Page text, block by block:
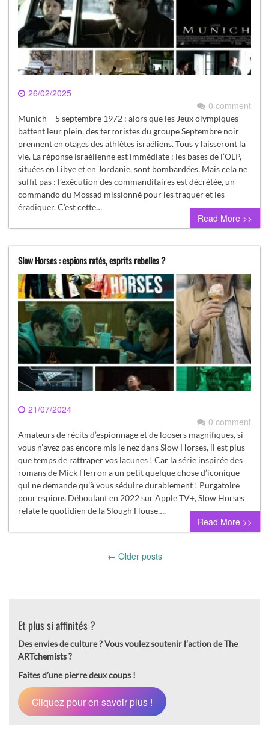
26/02/2025
0 comment
Munich – 5 septembre 1972 : alors que les Jeux olympiques
battent leur plein, des terroristes du groupe Septembre noir
prennent en otages des athlètes israéliens. Tous y laisseront la
vie. La réponse israélienne est immédiate : les bases de l’OLP,
situées en Libye et en Jordanie, sont bombardées. Mais cela ne
suffit pas : l’exécution des commanditaires est décrétée, un
commando du Mossad missionné pour les traquer et les
éradiquer. C’est cette…
Read More >>
Slow Horses : espions ratés, esprits rebelles ?
21/07/2024
0 comment
Amateurs de récits d’espionnage et de loosers magnifiques, si
vous n’avez pas encore mis le nez dans Slow Horses, il est plus
que temps de rattraper vos lacunes ! Car la série inspirée des
romans de Mick Herron a un petit quelque chose d’iconique
qui ne demande qu’à vous séduire durablement ! Purgatoire
pour espions Déboulant en 2022 sur Apple TV+, Slow Horses
relate le quotidien de la Slough House….
Read More >>
← Older posts
Et plus si affinités ?
Des envies de culture ?Vous voulez soutenir l’action de The
ARTchemists ?
Faites d’une pierre deux coups !
Cliquez pour en savoir plus !